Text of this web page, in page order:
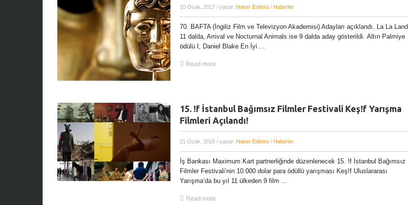
10 Ocak, 2017 / yazar: Haber Editörü/ Haberler
70. BAFTA (İngiliz Film ve Televizyon Akademisi) Adayları açıklandı. La La Land
11 dalda, Arrival ve Nocturnal Animals ise 9 dalda aday gösterildi. Altın Palmiye
ödülü I, Daniel Blake En İyi ...
Read more
15. !f İstanbul Bağımsız Filmler Festivali Keş!f Yarışma
Filmleri Açılandı!
21 Ocak, 2016 / yazar: Haber Editörü/ Haberler
İş Bankası Maximum Kart partnerliğinde düzenlenecek 15. !f İstanbul Bağımsız
Filmler Festivali’nin 10.000 dolar para ödüllü yarışması Keş!f Uluslararası
Yarışma’da bu yıl 11 ülkeden 9 film ...
Read more